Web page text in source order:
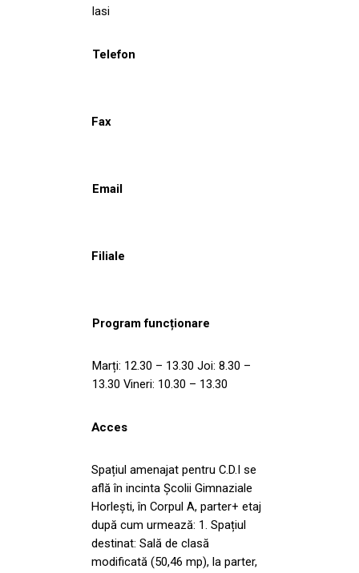
Iasi
Telefon
Fax
Email
Filiale
Program funcționare
Marți: 12.30 – 13.30 Joi: 8.30 –
13.30 Vineri: 10.30 – 13.30
Acces
Spațiul amenajat pentru C.D.I se
află în incinta Școlii Gimnaziale
Horlești, în Corpul A, parter+ etaj
după cum urmează: 1. Spațiul
destinat: Sală de clasă
modificată (50,46 mp), la parter,